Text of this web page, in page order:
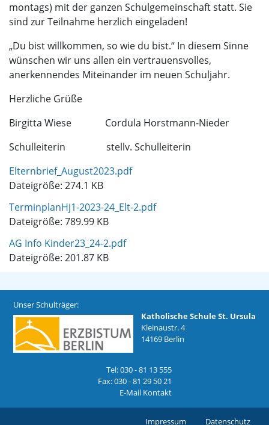
montags) mit der ganzen Schulgemeinschaft statt. Sie
sind zur Teilnahme herzlich eingeladen!
„Du bist willkommen, so wie du bist.“ In diesem Sinne
wünschen wir uns allen ein vertrauensvolles,
anerkennendes Miteinander im neuen Schuljahr.
Herzliche Grüße
Birgitta Wiese Cordula Horstmann-Nieder
Schulleiterin stellv. Schulleiterin
Elternbrief_August2023.pdf
Dateigröße: 274.1 KB
TerminplanHj1-2023-24_Elt-2.pdf
Dateigröße: 789.99 KB
AG Info Kinder23_24-2.pdf
Dateigröße: 201.87 KB
Unser Schulträger:
Katholische Schule St. Ursula
Kleinaustr. 4
14169 Berlin
Tel: 030 - 81 13 555
Fax: 030 - 81 29 50 21
E-Mail Kontakt
Impressum Datenschutz